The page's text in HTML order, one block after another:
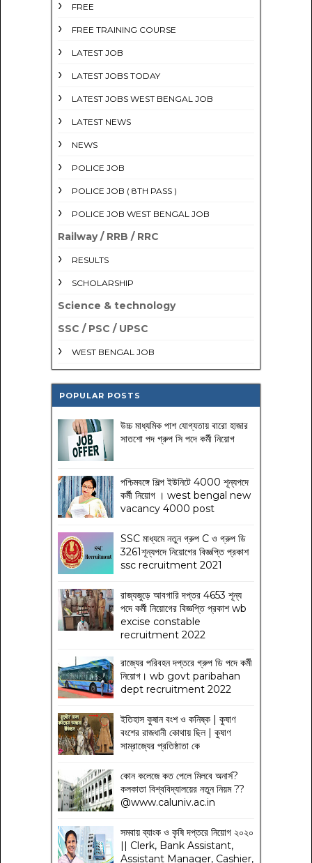
FREE
FREE TRAINING COURSE
LATEST JOB
LATEST JOBS TODAY
LATEST JOBS WEST BENGAL JOB
LATEST NEWS
NEWS
POLICE JOB
POLICE JOB ( 8TH PASS )
POLICE JOB WEST BENGAL JOB
Railway / RRB / RRC
RESULTS
SCHOLARSHIP
Science & technology
SSC / PSC / UPSC
WEST BENGAL JOB
POPULAR POSTS
উচ্চ মাধ্যমিক পাশ যোগ্যতায় বারো হাজার
সাতশো পদ গ্রুপ সি পদে কর্মী নিয়োগ
পশ্চিমবঙ্গে শিল্প ইউনিটে 4000 শূন্যপদে
কর্মী নিয়োগ । west bengal new
vacancy 4000 post
SSC মাধ্যমে নতুন গ্রুপ C ও গ্রুপ ডি
3261শূন্যপদে নিয়োগের বিজ্ঞপ্তি প্রকাশ
ssc recruitment 2021
রাজ্যজুড়ে আবগারি দপ্তর 4653 শূন্য
পদে কর্মী নিয়োগের বিজ্ঞপ্তি প্রকাশ wb
excise constable
recruitment 2022
রাজ্যের পরিবহন দপ্তরে গ্রুপ ডি পদে কর্মী
নিয়োগ। wb govt paribahan
dept recruitment 2022
ইতিহাস কুষান বংশ ও কনিষ্ক | কুষাণ
বংশের রাজধানী কোথায় ছিল | কুষাণ
সাম্রাজ্যের প্রতিষ্ঠাতা কে
কোন কলেজে কত পেলে মিলবে অনার্স?
কলকাতা বিশ্ববিদ্যালয়ের নতুন নিয়ম??
@www.caluniv.ac.in
সমবায় ব্যাংক ও কৃষি দপ্তরে নিয়োগ ২০২০
|| Clerk, Bank Assistant,
Assistant Manager, Cashier,